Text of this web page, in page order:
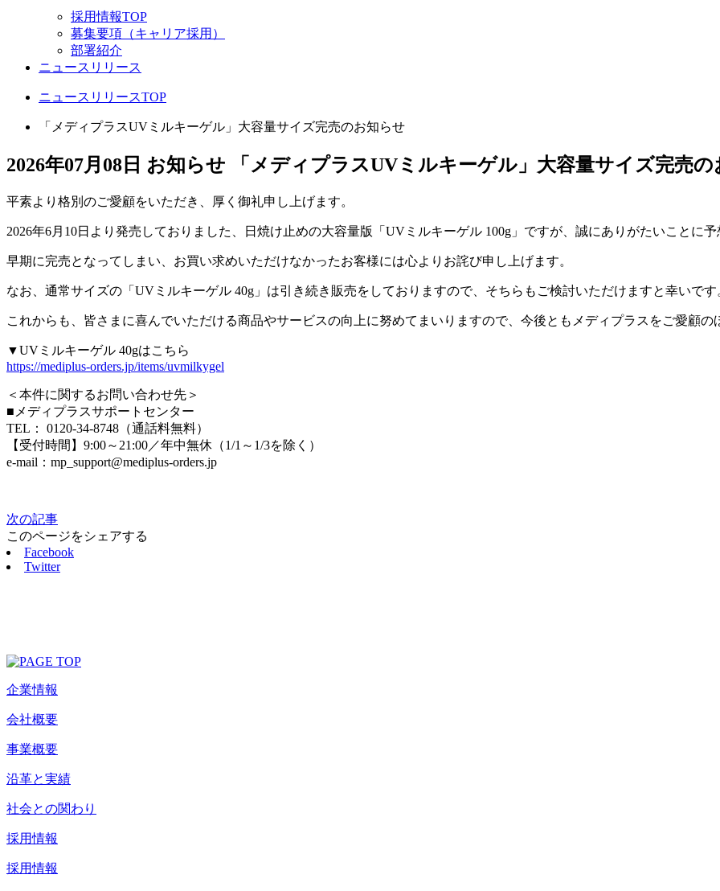
採用情報TOP
募集要項（キャリア採用）
部署紹介
ニュースリリース
ニュースリリースTOP
「メディプラスUVミルキーゲル」大容量サイズ完売のお知らせ
2026年07月08日 お知らせ 「メディプラスUVミルキーゲル」大容量サイズ完売
平素より格別のご愛顧をいただき、厚く御礼申し上げます。
2026年6月10日より発売しておりました、日焼け止めの大容量版「UVミルキーゲル 100g」ですが、誠にありがたいことに
早期に完売となってしまい、お買い求めいただけなかったお客様には心よりお詫び申し上げます。
なお、通常サイズの「UVミルキーゲル 40g」は引き続き販売をしておりますので、そちらもご検討いただけますと幸いです
これからも、皆さまに喜んでいただける商品やサービスの向上に努めてまいりますので、今後ともメディプラスをご愛顧
▼UVミルキーゲル 40gはこちら
https://mediplus-orders.jp/items/uvmilkygel
＜本件に関するお問い合わせ先＞
■メディプラスサポートセンター
TEL： 0120-34-8748（通話料無料）
【受付時間】9:00～21:00／年中無休（1/1～1/3を除く）
e-mail：mp_support@mediplus-orders.jp
次の記事
このページをシェアする
Facebook
Twitter
企業情報
会社概要
事業概要
沿革と実績
社会との関わり
採用情報
採用情報